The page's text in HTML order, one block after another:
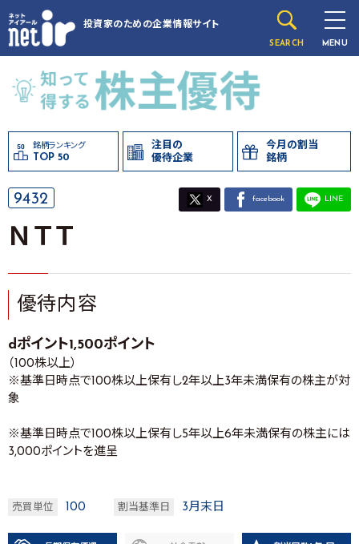
投資家のための企業情報サイト
SEARCH MENU
銘柄ランキング
TOP 50
注目の
優待企業
今月の割当
銘柄
9432 X facebook LINE
ＮＴＴ
優待内容
dポイント1,500ポイント
（100株以上）
※基準日時点で100株以上保有し2年以上3年未満保有の株主が対
象
※基準日時点で100株以上保有し5年以上6年未満保有の株主には
3,000ポイントを進呈
売買単位 100 割当基準日 3月末日